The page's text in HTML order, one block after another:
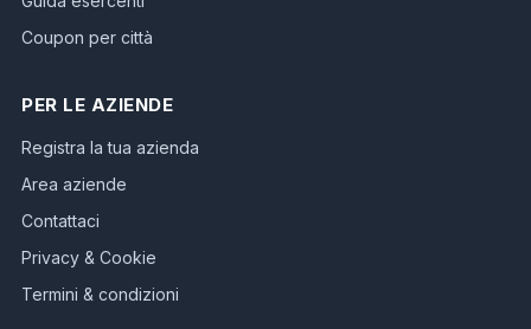
Coupon per città
PER LE AZIENDE
Registra la tua azienda
Area aziende
Contattaci
Privacy & Cookie
Termini & condizioni